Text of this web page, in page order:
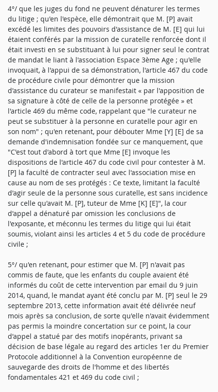
4°/ que les juges du fond ne peuvent dénaturer les termes
du litige ; qu'en l'espèce, elle démontrait que M. [P] avait
excédé les limites des pouvoirs d'assistance de M. [E] qui lui
étaient conférés par la mission de curatelle renforcée dont il
était investi en se substituant à lui pour signer seul le contrat
de mandat le liant à l'association Espace 3ème Age ; qu'elle
invoquait, à l'appui de sa démonstration, l'article 467 du code
de procédure civile pour démontrer que la mission
d'assistance du curateur se manifestait « par l'apposition de
sa signature à côté de celle de la personne protégée » et
l'article 469 du même code, rappelant que "le curateur ne
peut se substituer à la personne en curatelle pour agir en
son nom" ; qu'en retenant, pour débouter Mme [Y] [E] de sa
demande d'indemnisation fondée sur ce manquement, que
"C'est tout d'abord à tort que Mme [E] invoque les
dispositions de l'article 467 du code civil pour contester à M.
[P] la faculté de contracter seul avec l'association mise en
cause au nom de ses protégés : Ce texte, limitant la faculté
d'agir seule de la personne sous curatelle, est sans incidence
sur celle qu'avait M. [P], tuteur de Mme [K] [E]", la cour
d'appel a dénaturé par omission les conclusions de
l'exposante, et méconnu les termes du litige qui lui était
soumis, violant ainsi les articles 4 et 5 du code de procédure
civile ;
5°/ qu'en retenant, pour estimer que M. [P] n'avait pas
commis de faute, que les enfants du couple avaient été
informés du coût de cette intervention par email du 9 juin
2014, quand, le mandat ayant été conclu par M. [P] seul le 29
septembre 2013, cette information avait été délivrée neuf
mois après sa conclusion, de sorte qu'elle n'avait évidemment
pas permis la moindre concertation sur ce point, la cour
d'appel a statué par des motifs inopérants, privant sa
décision de base légale au regard des articles 1er du Premier
Protocole additionnel à la Convention européenne de
sauvegarde des droits de l'homme et des libertés
fondamentales 421 et 469 du code civil ;